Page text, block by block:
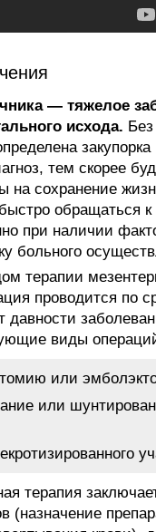
— тяжелое
исхода.
тем скорее
на сохранение
обращаться
при наличии
больного
терапии
проводится по
давности
виды
или
или
терапия
(назначение